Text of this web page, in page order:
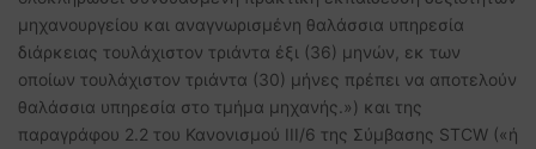
μηχανουργείου και αναγνωρισμένη θαλάσσια υπηρεσία
διάρκειας τουλάχιστον τριάντα έξι (36) μηνών, εκ των
οποίων τουλάχιστον τριάντα (30) μήνες πρέπει να αποτελούν
θαλάσσια υπηρεσία στο τμήμα μηχανής.») και της
παραγράφου 2.2 του Κανονισμού ΙΙΙ/6 της Σύμβασης STCW («ή